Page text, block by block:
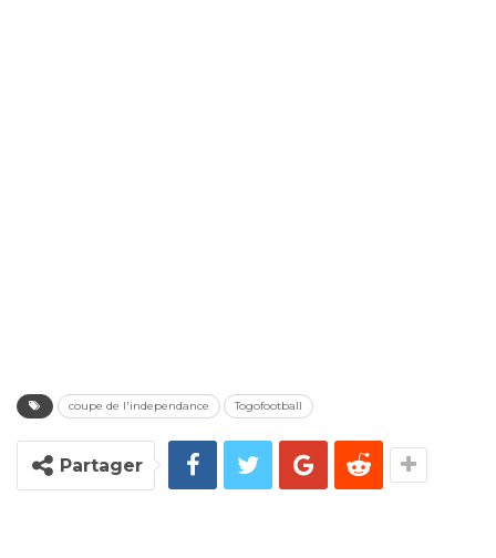
coupe de l'independance Togofootball
Partager